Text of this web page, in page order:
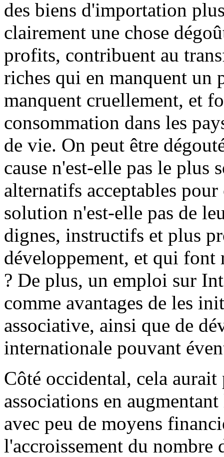
des biens d'importation
clairement une chose
profits, contribuent au
riches qui en manquent un
manquent cruellement, et
consommation dans les
de vie. On peut être
cause n'est-elle pas le plus
alternatifs acceptables
solution n'est-elle pas de
dignes, instructifs et plus
développement, et qui font
? De plus, un emploi sur
comme avantages de les
associative, ainsi que de
internationale pouvant
Côté occidental, cela
associations en
avec peu de moyens
l'accroissement du nombre